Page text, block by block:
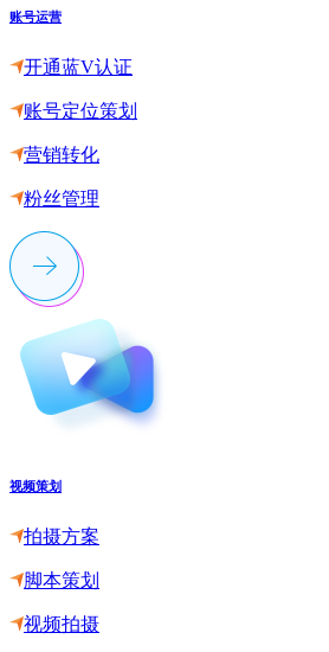
账号运营
开通蓝V认证
账号定位策划
营销转化
粉丝管理
视频策划
拍摄方案
脚本策划
视频拍摄